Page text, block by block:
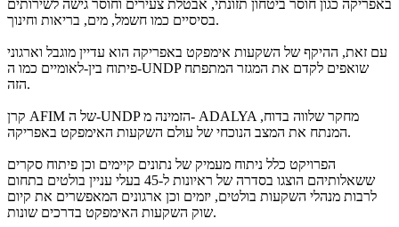
באפריקה כגון חוסר ביטחון תזונתי, אבטלת צעירים וחוסר גישה לשירותים
בסיסיים כמו חשמל, מים, בריאות וחינוך.
עם זאת, ההיקף של השקעות אימפקט באפריקה הוא עדיין מוגבל וארגוני
פיתוח בין-לאומיים כמו ה-UNDP שואפים לקדם את המגזר המתפתח
הזה.
קרן AFIM של ה-UNDP הזמינה מ- ADALYA מחקר שלווה בדוח,
המנתח את המצב הנוכחי של עולם השקעות האימפקט באפריקה.
הפרויקט כלל ניתוח מעמיק של נתונים קיימים וכן פיתוח סקרים
ששאלותיהם הוצגו בסדרה של ראיונות ל-45 בעלי עניין בולטים בתחום
לרבות מנהלי השקעות בולטים, יזמים וכן ארגונים המאפשרים את קיום
שוק השקעות האימפקט בדרכים שונות.